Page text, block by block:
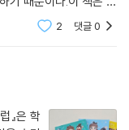
해결하는 내용이다. 책
2 댓글0
』은 학